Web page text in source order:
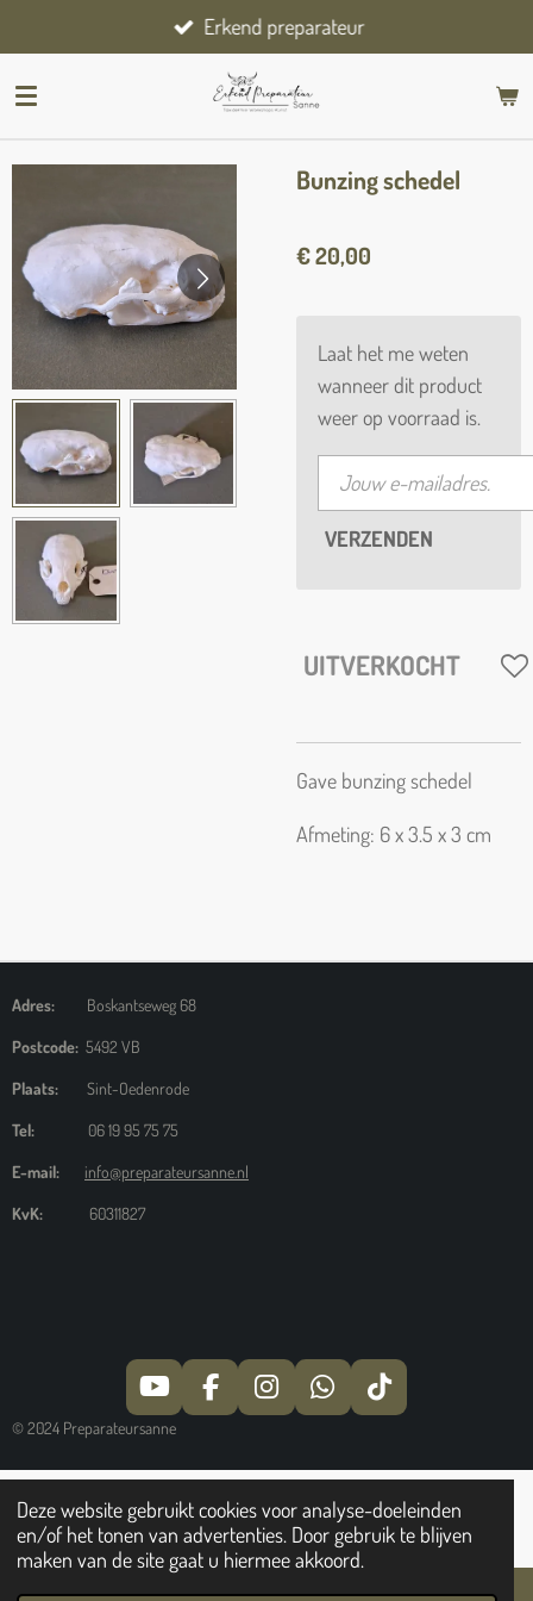
Deze website gebruikt cookies voor analyse-doeleinden
en/of het tonen van advertenties. Door gebruik te blijven
maken van de site gaat u hiermee akkoord.
direct
naar
Erkend preparateur
Bunzing schedel
€ 20,00
Laat het me weten
wanneer dit product
weer op voorraad is.
VERZENDEN
UITVERKOCHT
Gave bunzing schedel
Afmeting: 6 x 3.5 x 3 cm
Adres: Boskantseweg 68
Postcode: 5492 VB
Plaats: Sint-Oedenrode
Tel: 06 19 95 75 75
E-mail: info@preparateursanne.nl
KvK: 60311827
Y
O
T
B
E
F
A
E
O
O
K
I
N
T
G
R
A
W
H
T
A
P
P
T
I
T
O
K
© 2024 Preparateursanne